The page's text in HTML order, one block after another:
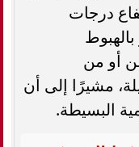
درجات
أو من
مشيرًا إلى أن
البسيطة.